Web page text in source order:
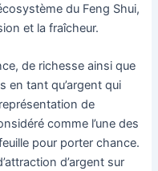
du Feng Shui,
et la fraîcheur.
de richesse ainsi que
en tant qu’argent qui
de
comme l’une des
pour porter chance.
d’argent sur